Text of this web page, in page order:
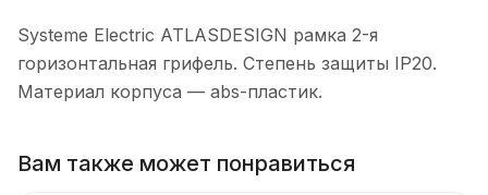
Systeme Electric ATLASDESIGN рамка 2-я
горизонтальная грифель. Степень защиты IP20.
Материал корпуса — abs-пластик.
Вам также может понравиться